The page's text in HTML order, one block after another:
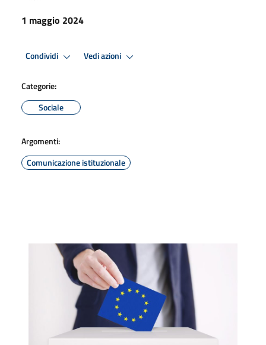
1 maggio 2024
Condividi Vedi azioni
Categorie:
Sociale
Argomenti:
Comunicazione istituzionale